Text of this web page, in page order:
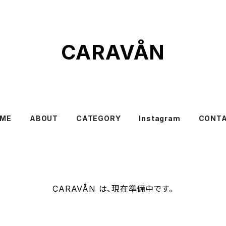
CARAVÅN
ABOUT CATEGORY Instagram
CARAVÅN は、現在準備中です。